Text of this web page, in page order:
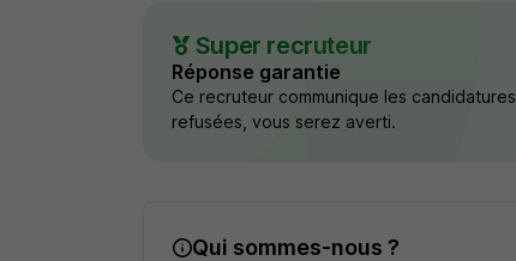
Super recruteur
Réponse garantie
Ce recruteur communique les candidatures
refusées, vous serez averti.
Qui sommes-nous ?